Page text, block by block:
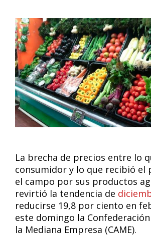
La brecha de precios entre lo
consumidor y lo que recibió el
el campo por sus productos
revirtió la tendencia de
reducirse 19,8 por ciento en
este domingo la
la Mediana Empresa (CAME).